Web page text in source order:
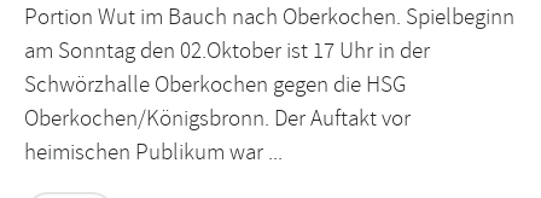
Portion Wut im Bauch nach Oberkochen. Spielbeginn
am Sonntag den 02.Oktober ist 17 Uhr in der
Schwörzhalle Oberkochen gegen die HSG
Oberkochen/Königsbronn. Der Auftakt vor
heimischen Publikum war ...